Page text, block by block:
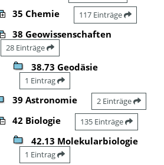
35 Chemie 117 Einträge
38 Geowissenschaften
28 Einträge
38.73 Geodäsie
1 Eintrag
39 Astronomie 2 Einträge
42 Biologie 135 Einträge
42.13 Molekularbiologie
1 Eintrag